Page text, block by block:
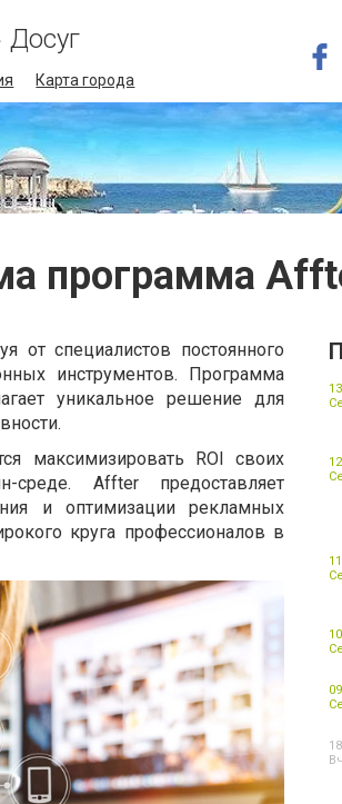
Досуг
Карта города
программа
от специалистов постоянного
инструментов. Программа
уникальное решение для
максимизировать ROI своих
среде. Affter предоставляет
и оптимизации рекламных
круга профессионалов в